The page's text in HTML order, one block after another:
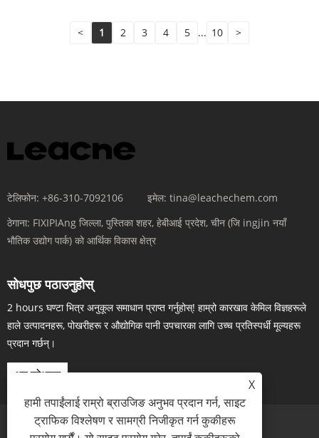
< 1 2 3 4 5 ... 10 >
टेलिफोन: +86-310-7092106 इमेल: tina@leachechem.com
ठेगाना: FIXIPIAng जिल्ला, पुस्तिका शहर, हेबीआई प्रदेश, चीन (जि ingjin नयाँ
भौतिक उद्योग पार्क) को आर्थिक विकास क्षेत्र
सोधपुछ पठाउनुहोस्
2 hours घण्टा भित्र अनुकूल समाधान प्राप्त गर्नुहोस्! हाम्रो कारखाव केमिल विज्ञहरूले
हाले उत्पादनहरू, पोखरीहरू र औद्योगिक पानी उपचारका लागि उच्च प्रतिस्पर्धी मूल्यहरू
प्रदान गर्छन्।
अब सोधपुछ
X
हामी तपाईंलाई राम्रो ब्राउजिङ अनुभव प्रदान गर्न, साइट
ट्राफिक विश्लेषण र सामग्री निजीकृत गर्न कुकीहरू